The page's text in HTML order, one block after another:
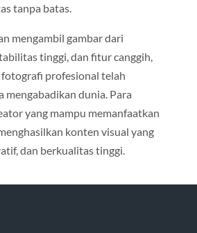
tanpa batas.
mengambil gambar dari
tinggi, dan fitur canggih,
profesional telah
mengabadikan dunia. Para
yang mampu memanfaatkan
konten visual yang
dan berkualitas tinggi.